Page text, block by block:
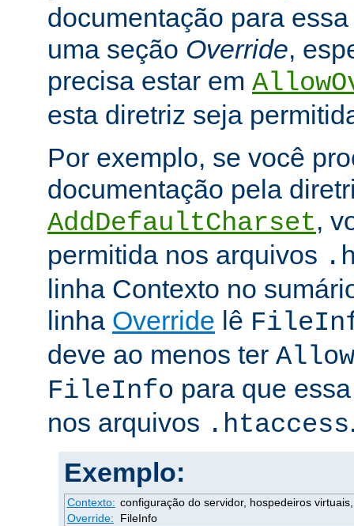
documentação para
uma seção Override,
precisa estar em
esta diretriz seja
Por exemplo, se você
documentação pela
AddDefaultCharset,
permitida nos arquivos
linha Contexto no
linha Override lê
deve ao menos ter
FileInfo para que
nos arquivos .htaccess
Exemplo:
Contexto: configuração do servidor, hospedeiros
Override:
FileInfo